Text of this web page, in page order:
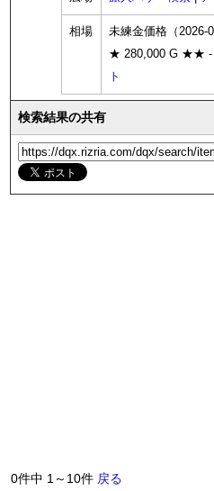
相場
未練金価格（2026-
★ 280,000 G ★★
ト
検索結果の共有
0件中 1～10件 戻る